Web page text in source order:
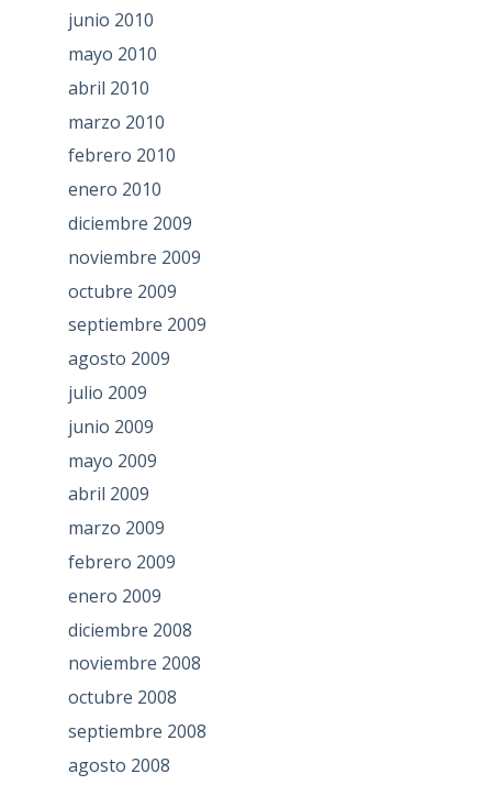
junio 2010
mayo 2010
abril 2010
marzo 2010
febrero 2010
enero 2010
diciembre 2009
noviembre 2009
octubre 2009
septiembre 2009
agosto 2009
julio 2009
junio 2009
mayo 2009
abril 2009
marzo 2009
febrero 2009
enero 2009
diciembre 2008
noviembre 2008
octubre 2008
septiembre 2008
agosto 2008